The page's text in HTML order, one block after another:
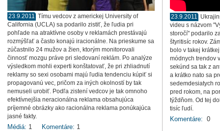
23.9.2011 Tímu vedcov z americkej University of
California (UCLA) sa podarilo zistiť, že ľudia pri
pohľade na atraktívne osoby v reklamách prestávajú
rozmýšľať a často konajú iracionálne. Na prieskume sa
zúčastnilo 24 mužov a žien, ktorým monitorovali
činnosť mozgu práve pri sledovaní reklám. Po analýze
výsledkom mohli experti konštatovať, že pri zhliadnutí
reklamy so sexi osobami majú ľudia tendenciu kúpiť si
propagovanú vec, pričom za iných okolností by tak
nemuseli urobiť. Podľa zistení vedcov je tak omnoho
efektívnejšia neracionálna reklama obsahujúca
príjemné obrázky ako racionálna reklama ponúkajúca
jasné fakty.
Médiá: 1 Komentáre: 1
23.9.2011
videu s názvom
storočí" podarilo
štyritisíc rokov.
bolo v takej
módnych trendov
sekúnd sa tak z
a krátko nato sa
sedemdesiatych
pred rokom, na
týždňom. Od tej
tisíc ľudí.
Komentáre: 0